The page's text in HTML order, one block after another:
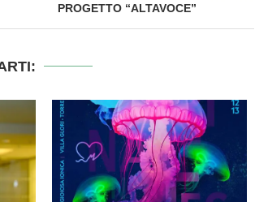
PROGETTO “ALTAVOCE”